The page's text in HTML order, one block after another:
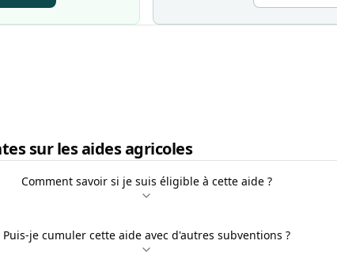
sur les aides agricoles
Comment savoir si je suis éligible à cette aide ?
Puis-je cumuler cette aide avec d'autres subventions ?